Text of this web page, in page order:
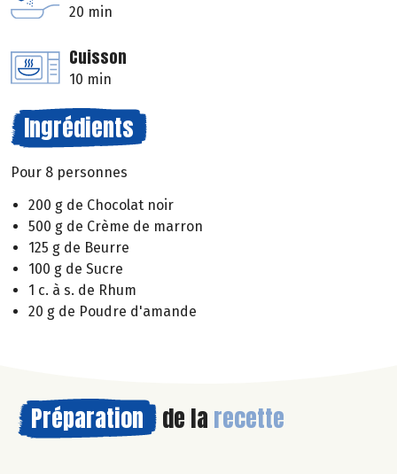
20 min
Cuisson
10 min
Ingrédients
Pour 8 personnes
200 g de Chocolat noir
500 g de Crème de marron
125 g de Beurre
100 g de Sucre
1 c. à s. de Rhum
20 g de Poudre d'amande
Préparation de la recette